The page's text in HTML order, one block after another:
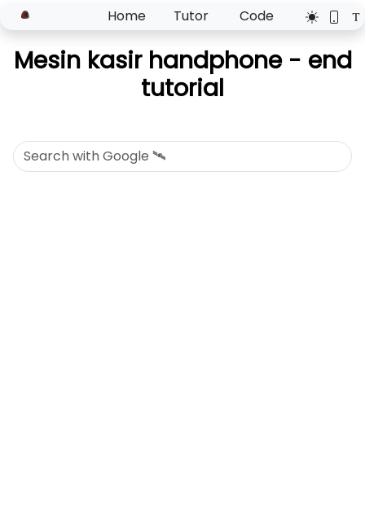
Home Tutor Code
Mesin kasir handphone - end
tutorial